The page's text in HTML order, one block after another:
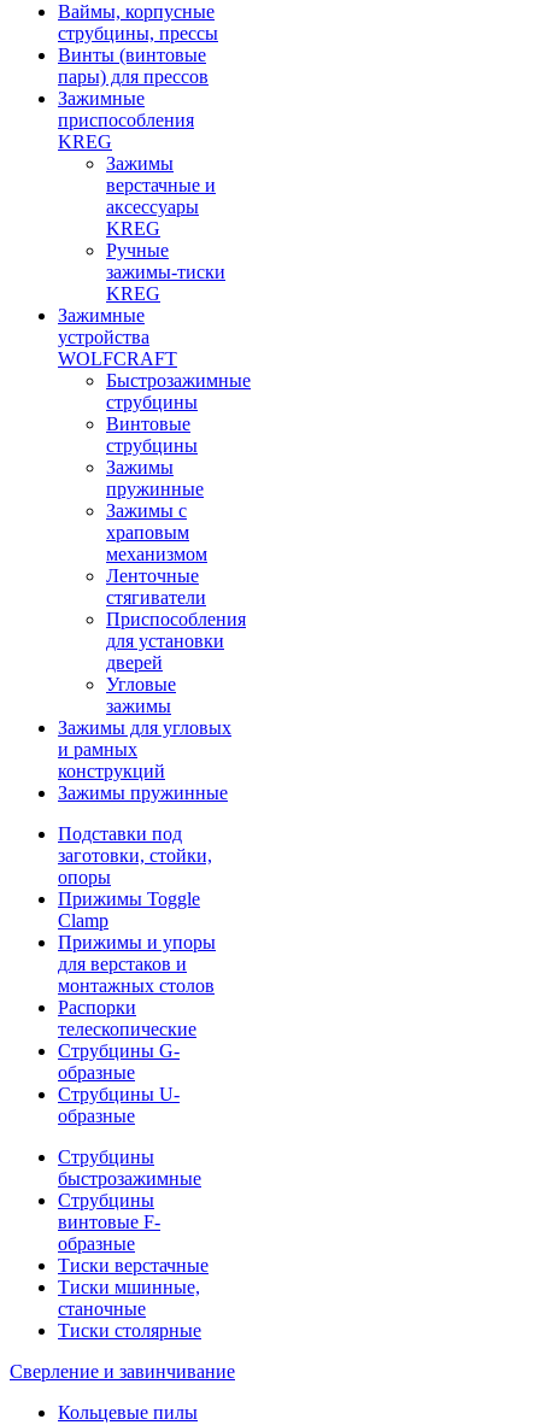
Ваймы, корпусные
струбцины, прессы
Винты (винтовые
пары) для прессов
Зажимные
приспособления
KREG
Зажимы
верстачные и
аксессуары
KREG
Ручные
зажимы-тиски
KREG
Зажимные
устройства
WOLFCRAFT
Быстрозажимные
струбцины
Винтовые
струбцины
Зажимы
пружинные
Зажимы с
храповым
механизмом
Ленточные
стягиватели
Приспособления
для установки
дверей
Угловые
зажимы
Зажимы для угловых
и рамных
конструкций
Зажимы пружинные
Подставки под
заготовки, стойки,
опоры
Прижимы Toggle
Clamp
Прижимы и упоры
для верстаков и
монтажных столов
Распорки
телескопические
Струбцины G-
образные
Струбцины U-
образные
Струбцины
быстрозажимные
Струбцины
винтовые F-
образные
Тиски верстачные
Тиски мшинные,
станочные
Тиски столярные
Сверление и завинчивание
Кольцевые пилы